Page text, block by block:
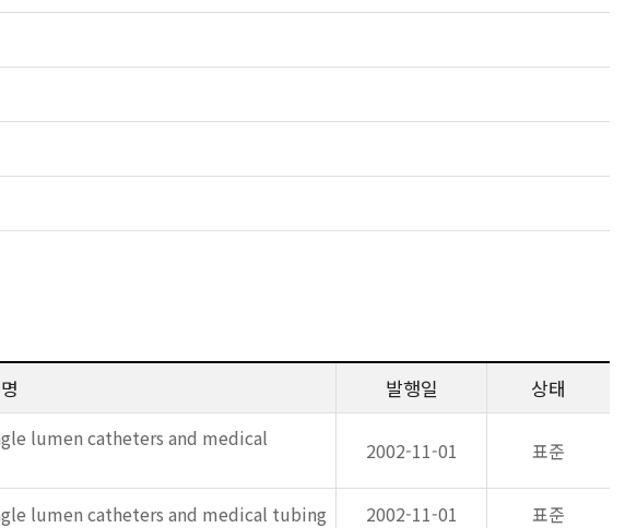
발행일 상태
lumen catheters and medical
2002-11-01 표준
lumen catheters and medical tubing 2002-11-01 표준